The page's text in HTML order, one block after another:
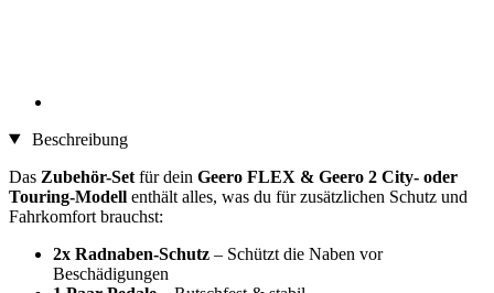
Beschreibung
Das Zubehör-Set für dein Geero FLEX & Geero 2 City- oder
Touring-Modell enthält alles, was du für zusätzlichen Schutz und
Fahrkomfort brauchst:
2x Radnaben-Schutz – Schützt die Naben vor
Beschädigungen